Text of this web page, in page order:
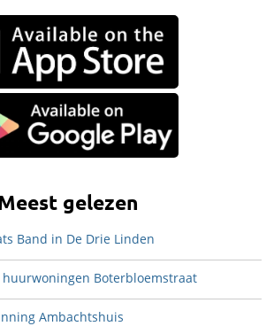
gelezen
Band in De Drie Linden
Boterbloemstraat
Ambachtshuis